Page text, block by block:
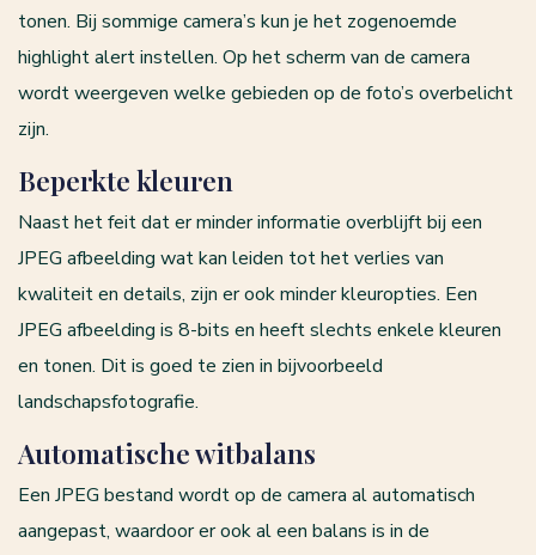
tonen. Bij sommige camera’s kun je het zogenoemde
highlight alert instellen. Op het scherm van de camera
wordt weergeven welke gebieden op de foto’s overbelicht
zijn.
Beperkte kleuren
Naast het feit dat er minder informatie overblijft bij een
JPEG afbeelding wat kan leiden tot het verlies van
kwaliteit en details, zijn er ook minder kleuropties. Een
JPEG afbeelding is 8-bits en heeft slechts enkele kleuren
en tonen. Dit is goed te zien in bijvoorbeeld
landschapsfotografie.
Automatische witbalans
Een JPEG bestand wordt op de camera al automatisch
aangepast, waardoor er ook al een balans is in de